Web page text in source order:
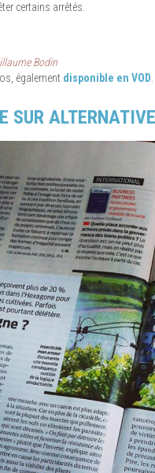
certains arrêtés.
Bodin
également disponible en VOD
SUR